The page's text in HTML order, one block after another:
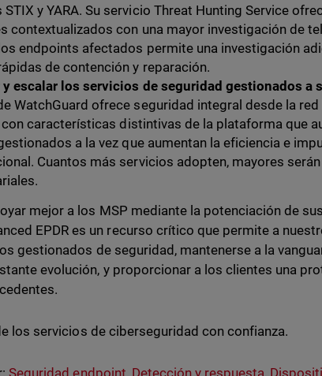
STIX y YARA. Su servicio Threat Hunting Service
contextualizados con una mayor investigación de
endpoints afectados permite una investigación
de contención y reparación.
y escalar los servicios de seguridad gestionados a
WatchGuard ofrece seguridad integral desde la red
características distintivas de la plataforma que
a la vez que aumentan la eficiencia e
Cuantos más servicios adopten, mayores
mejor a los MSP mediante la potenciación de
EPDR es un recurso crítico que permite a
gestionados de seguridad, mantenerse a la
evolución, y proporcionar a los clientes una
los servicios de ciberseguridad con confianza.
Seguridad endpoint, Detección y respuesta,